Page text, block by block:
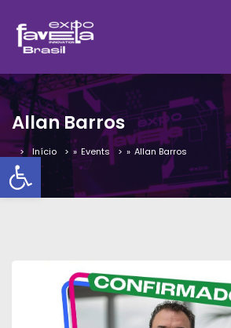
Barra de
Allan Barros
Início » Events » Allan Barros